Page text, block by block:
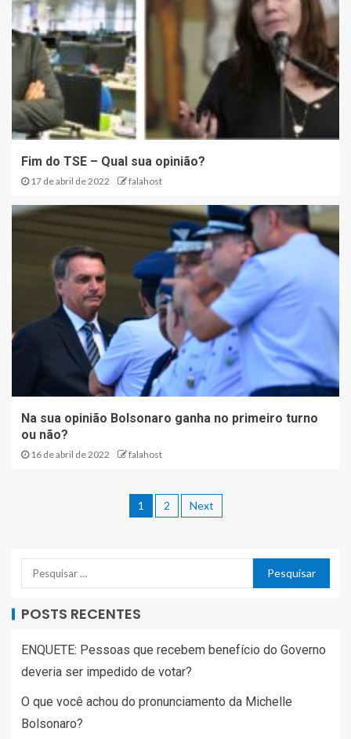
Fim do TSE – Qual sua opinião?
17 de abril de 2022 falahost
Na sua opinião Bolsonaro ganha no primeiro turno
ou não?
16 de abril de 2022 falahost
1 2 Next
POSTS RECENTES
ENQUETE: Pessoas que recebem benefício do Governo
deveria ser impedido de votar?
O que você achou do pronunciamento da Michelle
Bolsonaro?